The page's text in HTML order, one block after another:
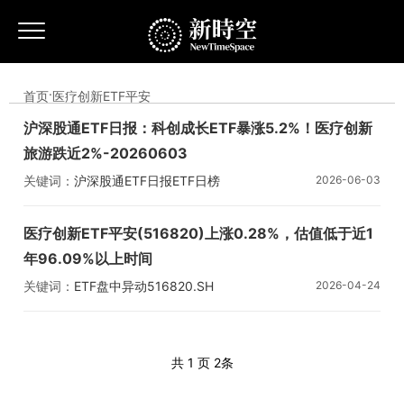
首页·医疗创新ETF平安
沪深股通ETF日报：科创成长ETF暴涨5.2%！医疗创新
旅游跌近2%-20260603
关键词： 沪深股通ETF日报ETF日榜
2026-06-03
医疗创新ETF平安(516820)上涨0.28%，估值低于近1
年96.09%以上时间
关键词： ETF盘中异动516820.SH
2026-04-24
共 1 页 2条